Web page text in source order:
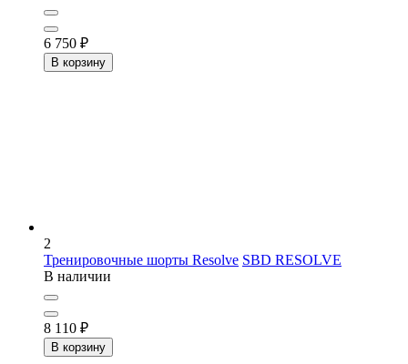
6 750 ₽
В корзину
2
Тренировочные шорты Resolve SBD RESOLVE
В наличии
8 110 ₽
В корзину